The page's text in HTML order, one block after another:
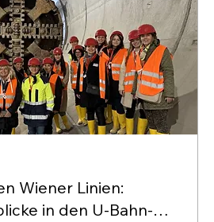
Wiener Linien:
in den U-Bahn-